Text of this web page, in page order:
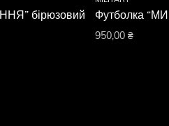
бірюзовий Футболка
950,00 ₴